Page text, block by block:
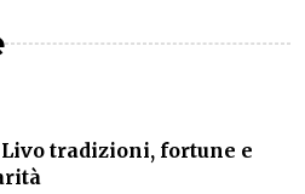
tradizioni, fortune e